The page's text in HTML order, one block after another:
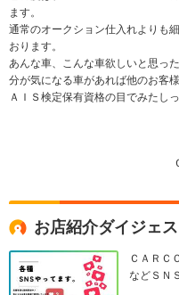
ます。
通常のオークション仕入れよりも
おります。
あんな車、こんな車欲しいと思っ
分が気になる車があれば他のお客
ＡＩＳ検定保有資格の目でみたし
お店紹介ダイジェス
ＣＡＲＣ
などＳＮ